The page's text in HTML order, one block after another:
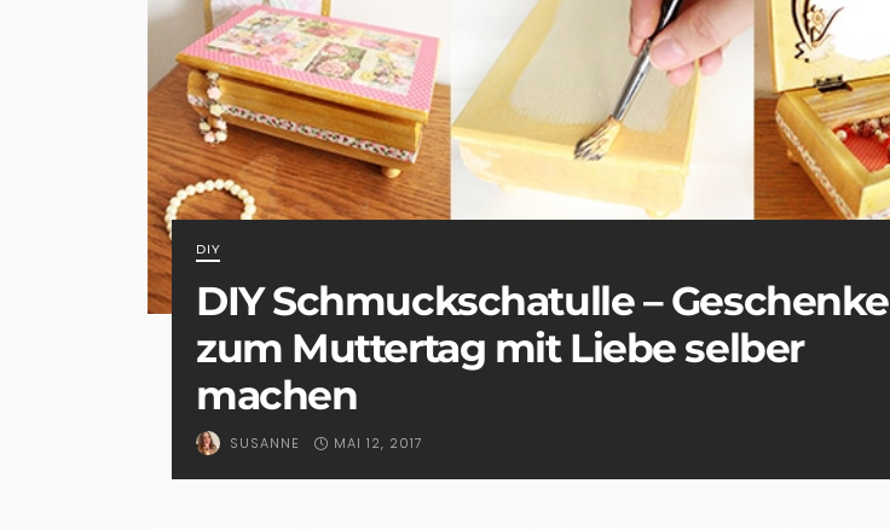
DIY
DIY Schmuckschatulle – Geschenke
zum Muttertag mit Liebe selber
machen
SUSANNE MAI 12, 2017